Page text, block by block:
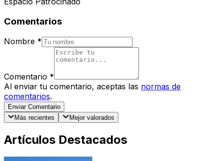
Comentarios
Nombre *
Comentario *
Al enviar tu comentario, aceptas las normas de
comentarios.
Enviar Comentario
Más recientes
Mejor valorados
Artículos Destacados